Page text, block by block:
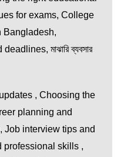
for exams, College
Bangladesh,
মাঝারি ব্যবসার
, Choosing the
planning and
Job interview tips and
professional skills ,